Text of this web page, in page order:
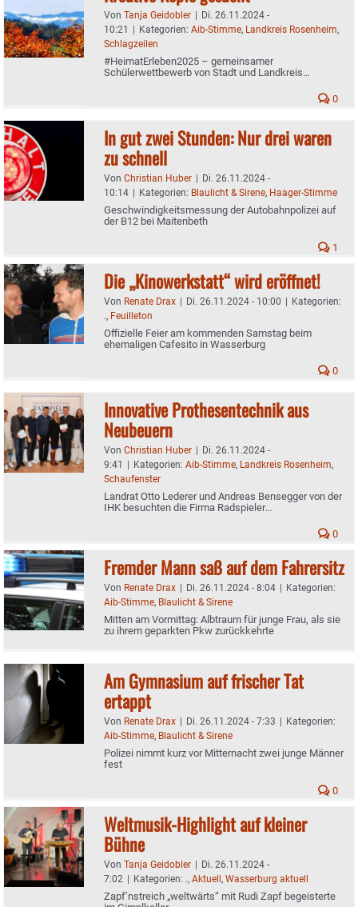
Von Tanja Geidobler | Di. 26.11.2024 -
10:21 | Kategorien: Aib-Stimme, Landkreis Rosenheim,
Schlagzeilen
#HeimatErleben2025 – gemeinsamer
Schülerwettbewerb von Stadt und Landkreis
0
In gut zwei Stunden: Nur drei waren
zu schnell
Von Christian Huber | Di. 26.11.2024 -
10:14 | Kategorien: Blaulicht & Sirene, Haager-Stimme
Geschwindigkeitsmessung der Autobahnpolizei auf
der B12 bei Maitenbeth
1
Die „Kinowerkstatt“ wird eröffnet!
Von Renate Drax | Di. 26.11.2024 - 10:00 | Kategorien:
., Feuilleton
Offizielle Feier am kommenden Samstag beim
ehemaligen Cafesito in Wasserburg
0
Innovative Prothesentechnik aus
Neubeuern
Von Christian Huber | Di. 26.11.2024 -
9:41 | Kategorien: Aib-Stimme, Landkreis Rosenheim,
Schaufenster
Landrat Otto Lederer und Andreas Bensegger von der
IHK besuchten die Firma Radspieler
0
Fremder Mann saß auf dem Fahrersitz
Von Renate Drax | Di. 26.11.2024 - 8:04 | Kategorien:
Aib-Stimme, Blaulicht & Sirene
Mitten am Vormittag: Albtraum für junge Frau, als sie
zu ihrem geparkten Pkw zurückkehrte
Am Gymnasium auf frischer Tat
ertappt
Von Renate Drax | Di. 26.11.2024 - 7:33 | Kategorien:
Aib-Stimme, Blaulicht & Sirene
Polizei nimmt kurz vor Mitternacht zwei junge Männer
fest
0
Weltmusik-Highlight auf kleiner
Bühne
Von Tanja Geidobler | Di. 26.11.2024 -
7:02 | Kategorien: ., Aktuell, Wasserburg aktuell
Zapf’nstreich „weltwärts“ mit Rudi Zapf begeisterte